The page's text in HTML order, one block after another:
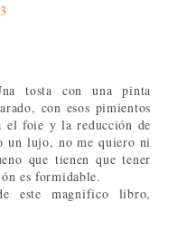
tosta con una pinta
con esos pimientos
el foie y la reducción de
un lujo, no me quiero ni
que tienen que tener
es formidable.
este magnifico libro,